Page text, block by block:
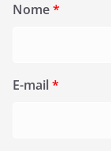
Nome*
E-mail*